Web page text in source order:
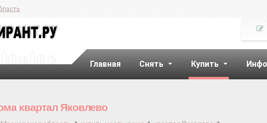
Главная Снять Купить
квартал Яковлево